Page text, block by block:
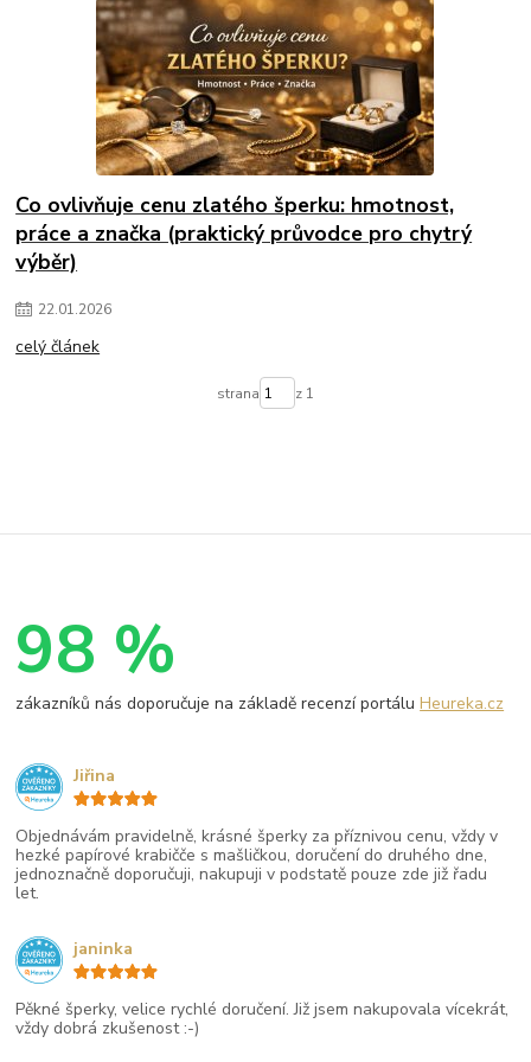
Co ovlivňuje cenu zlatého šperku: hmotnost,
práce a značka (praktický průvodce pro chytrý
výběr)
22.01.2026
celý článek
strana z 1
98 %
zákazníků nás doporučuje na základě recenzí portáluHeureka.cz
Objednávám pravidelně, krásné šperky za příznivou cenu, vždy v
hezké papírové krabičče s mašličkou, doručení do druhého dne,
jednoznačně doporučuji, nakupuji v podstatě pouze zde již řadu
let.
Jiřina
Pěkné šperky, velice rychlé doručení. Již jsem nakupovala vícekrát,
vždy dobrá zkušenost :-)
janinka